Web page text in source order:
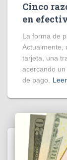
Cinco
en
La forma de
Actualmente,
tarjeta, una
acercando
de pago.